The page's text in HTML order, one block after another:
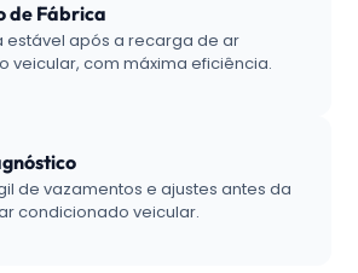
de Fábrica
estável após a recarga de ar
veicular, com máxima eficiência.
de vazamentos e ajustes antes da
condicionado veicular.